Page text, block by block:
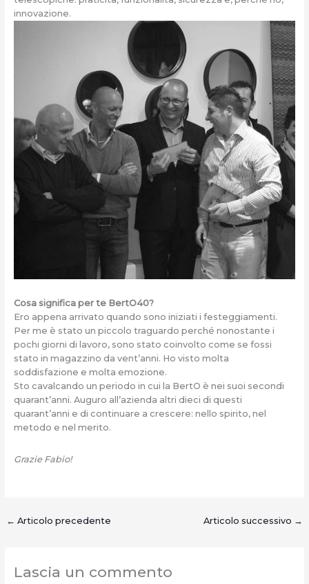
innovazione.
Cosa significa per te BertO40?
Ero appena arrivato quando sono iniziati i festeggiamenti.
Per me è stato un piccolo traguardo perché nonostante i
pochi giorni di lavoro, sono stato coinvolto come se fossi
stato in magazzino da vent’anni. Ho visto molta
soddisfazione e molta emozione.
Sto cavalcando un periodo in cui la BertO è nei suoi secondi
quarant’anni. Auguro all’azienda altri dieci di questi
quarant’anni e di continuare a crescere: nello spirito, nel
metodo e nel merito.
Grazie Fabio!
← Articolo precedente Articolo successivo →
Lascia un commento